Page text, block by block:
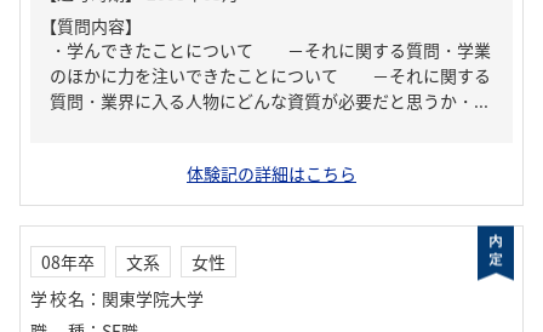
【質問内容】
・学んできたことについて －それに関する質問・学業
のほかに力を注いできたことについて －それに関する
質問・業界に入る人物にどんな資質が必要だと思うか・...
体験記の詳細はこちら
08年卒 文系
女性
学校名 ： 関東学院大学